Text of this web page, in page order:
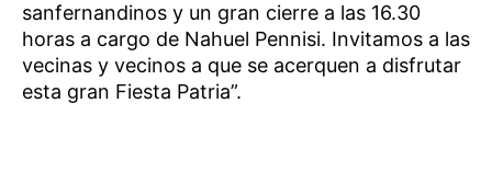
sanfernandinos y un gran cierre a las 16.30
horas a cargo de Nahuel Pennisi. Invitamos a las
vecinas y vecinos a que se acerquen a disfrutar
esta gran Fiesta Patria”.